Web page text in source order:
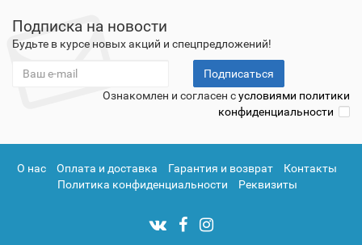
Подписка на новости
Будьте в курсе новых акций и спецпредложений!
Подписаться
Ознакомлен и согласен сусловиями политики
конфиденциальности
О нас Оплата и доставка Гарантия и возврат
Контакты
Политика конфиденциальности
Реквизиты